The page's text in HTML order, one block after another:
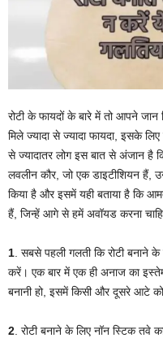
रोटी के फायदों के बारे में तो आपने जान
मिले ज्यादा से ज्यादा फायदा, इसके
से ज्यादातर लोग इस बात से अंजान है
लवलीन कौर, जो एक डाइटीशियन हैं,
किया है और इसमें यही बताया है कि
हैं, जिन्हें आगे से हमें अवॉयड करना
1 . सबसे पहली गलती कि रोटी बनाने
करें। एक बार में एक ही अनाज का
बनानी हो, इसमें किसी और दूसरे आटे
2 . रोटी बनाने के लिए नॉन स्टिक